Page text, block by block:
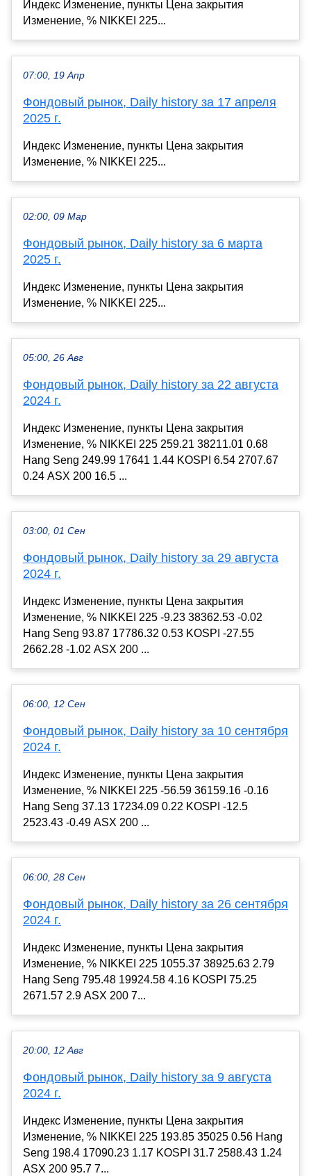
Индекс Изменение, пункты Цена закрытия
Изменение, % NIKKEI 225...
07:00, 19 Апр
Фондовый рынок, Daily history за 17 апреля
2025 г.
Индекс Изменение, пункты Цена закрытия
Изменение, % NIKKEI 225...
02:00, 09 Мар
Фондовый рынок, Daily history за 6 марта
2025 г.
Индекс Изменение, пункты Цена закрытия
Изменение, % NIKKEI 225...
05:00, 26 Авг
Фондовый рынок, Daily history за 22 августа
2024 г.
Индекс Изменение, пункты Цена закрытия
Изменение, % NIKKEI 225 259.21 38211.01 0.68
Hang Seng 249.99 17641 1.44 KOSPI 6.54 2707.67
0.24 ASX 200 16.5 ...
03:00, 01 Сен
Фондовый рынок, Daily history за 29 августа
2024 г.
Индекс Изменение, пункты Цена закрытия
Изменение, % NIKKEI 225 -9.23 38362.53 -0.02
Hang Seng 93.87 17786.32 0.53 KOSPI -27.55
2662.28 -1.02 ASX 200 ...
06:00, 12 Сен
Фондовый рынок, Daily history за 10 сентября
2024 г.
Индекс Изменение, пункты Цена закрытия
Изменение, % NIKKEI 225 -56.59 36159.16 -0.16
Hang Seng 37.13 17234.09 0.22 KOSPI -12.5
2523.43 -0.49 ASX 200 ...
06:00, 28 Сен
Фондовый рынок, Daily history за 26 сентября
2024 г.
Индекс Изменение, пункты Цена закрытия
Изменение, % NIKKEI 225 1055.37 38925.63 2.79
Hang Seng 795.48 19924.58 4.16 KOSPI 75.25
2671.57 2.9 ASX 200 7...
20:00, 12 Авг
Фондовый рынок, Daily history за 9 августа
2024 г.
Индекс Изменение, пункты Цена закрытия
Изменение, % NIKKEI 225 193.85 35025 0.56 Hang
Seng 198.4 17090.23 1.17 KOSPI 31.7 2588.43 1.24
ASX 200 95.7 7...